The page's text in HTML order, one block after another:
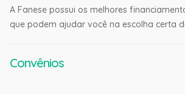
A Fanese possui os melhores
que podem ajudar você na escolha certa
Convênios